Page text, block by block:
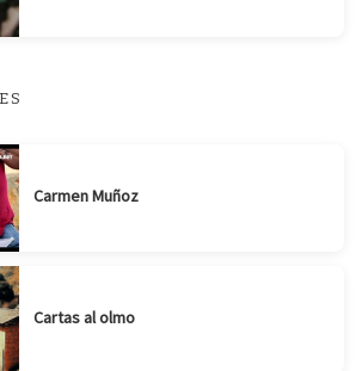
Carmen Muñoz
Cartas al olmo